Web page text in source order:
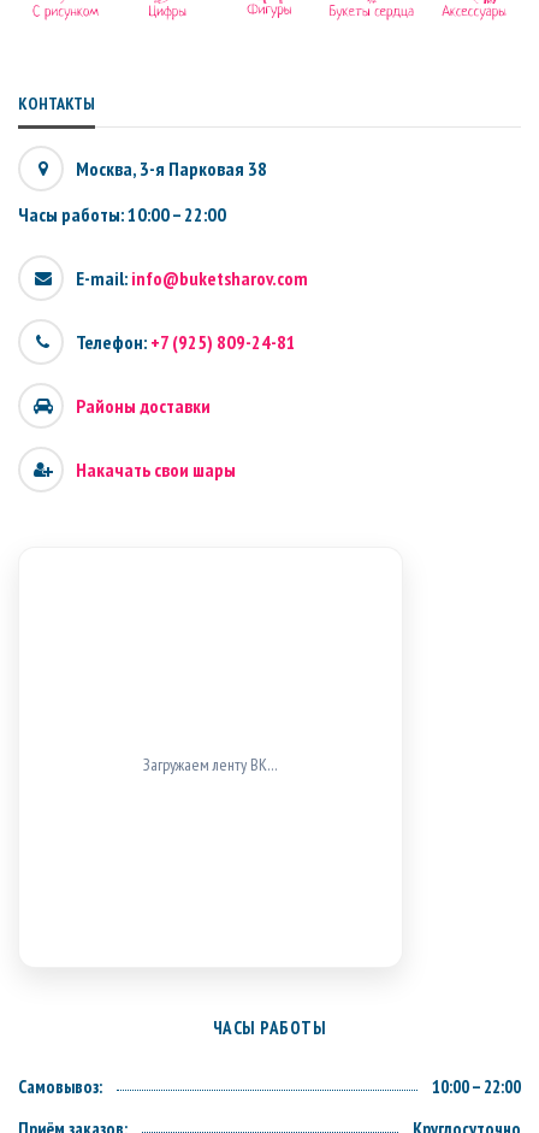
КОНТАКТЫ
Москва, 3-я Парковая 38
Часы работы: 10:00 – 22:00
E-mail: info@buketsharov.com
Телефон: +7 (925) 809-24-81
Районы доставки
Накачать свои шары
Загружаем ленту ВК…
ЧАСЫ РАБОТЫ
Самовывоз:
10:00 – 22:00